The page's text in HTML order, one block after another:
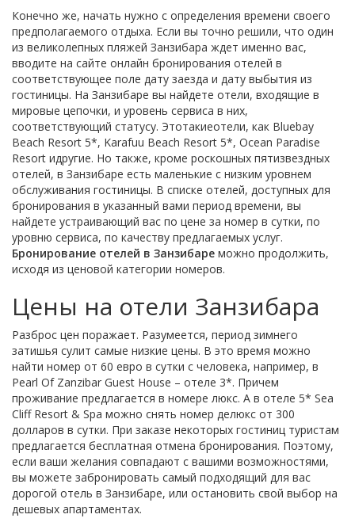
Конечно же, начать нужно с определения времени своего
предполагаемого отдыха. Если вы точно решили, что один
из великолепных пляжей Занзибара ждет именно вас,
вводите на сайте онлайн бронирования отелей в
соответствующее поле дату заезда и дату выбытия из
гостиницы. На Занзибаре вы найдете отели, входящие в
мировые цепочки, и уровень сервиса в них,
соответствующий статусу. Этотакиеотели, как Bluebay
Beach Resort 5*, Karafuu Beach Resort 5*, Ocean Paradise
Resort идругие. Но также, кроме роскошных пятизвездных
отелей, в Занзибаре есть маленькие с низким уровнем
обслуживания гостиницы. В списке отелей, доступных для
бронирования в указанный вами период времени, вы
найдете устраивающий вас по цене за номер в сутки, по
уровню сервиса, по качеству предлагаемых услуг.
Бронирование отелей в Занзибаре можно продолжить,
исходя из ценовой категории номеров.
Цены на отели Занзибара
Разброс цен поражает. Разумеется, период зимнего
затишья сулит самые низкие цены. В это время можно
найти номер от 60 евро в сутки с человека, например, в
Pearl Of Zanzibar Guest House – отеле 3*. Причем
проживание предлагается в номере люкс. А в отеле 5* Sea
Cliff Resort & Spa можно снять номер делюкс от 300
долларов в сутки. При заказе некоторых гостиниц туристам
предлагается бесплатная отмена бронирования. Поэтому,
если ваши желания совпадают с вашими возможностями,
вы можете забронировать самый подходящий для вас
дорогой отель в Занзибаре, или остановить свой выбор на
дешевых апартаментах.